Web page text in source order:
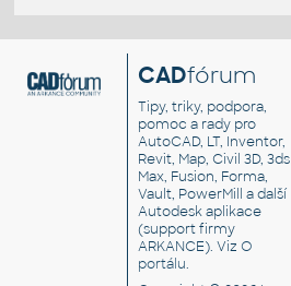
CADfórum
Tipy, triky, podpora,
pomoc a rady pro
AutoCAD, LT, Inventor,
Revit, Map, Civil 3D, 3ds
Max, Fusion, Forma,
Vault, PowerMill a další
Autodesk aplikace
(support firmy
ARKANCE). VizO
portálu.